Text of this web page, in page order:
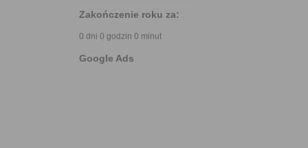
Zakończenie roku za:
0 dni 0 godzin 0 minut
Google Ads